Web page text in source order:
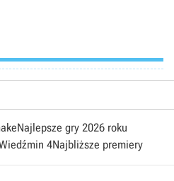
Najlepsze gry 2026 roku
4Najbliższe premiery